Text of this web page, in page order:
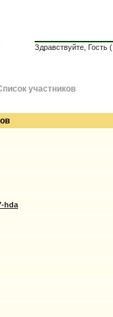
Здравствуйте, Гость (
участников
hda